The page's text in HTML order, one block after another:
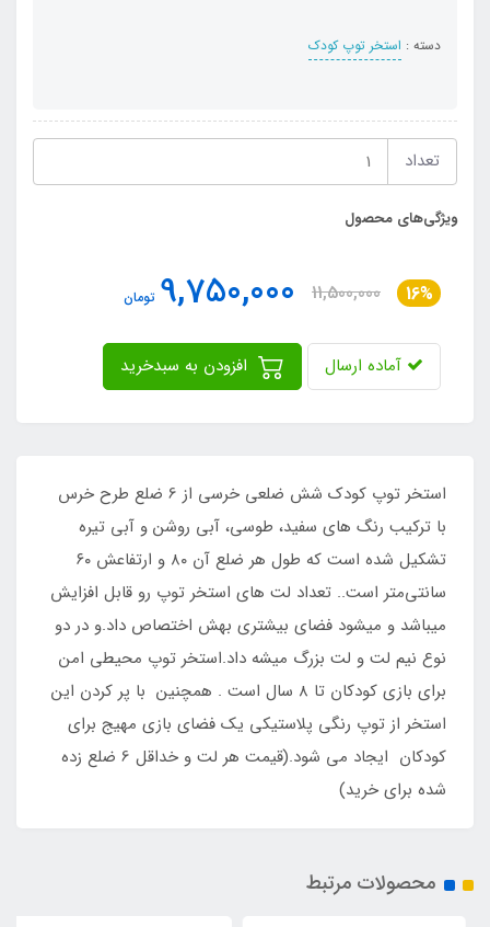
دسته : استخر توپ کودک
تعداد
ویژگی‌های محصول
16%
11,500,000
9,750,000 تومان
آماده ارسال
استخر توپ کودک شش ضلعی خرسی از 6 ضلع طرح خرس
با ترکیب رنگ های سفید، طوسی، آبی روشن و آبی تیره
تشکیل شده است که طول هر ضلع آن ۸۰ و ارتفاعش ۶۰
سانتی‌متر است.. تعداد لت های استخر توپ رو قابل افزایش
میباشد و میشود فضای بیشتری بهش اختصاص داد.و در دو
نوع نیم لت و لت بزرگ میشه داد.استخر توپ محیطی امن
برای بازی کودکان تا 8 سال است . همچنین با پر کردن این
استخر از توپ رنگی پلاستیکی یک فضای بازی مهیج برای
کودکان ایجاد می شود.(قیمت هر لت و خداقل 6 ضلع زده
شده برای خرید)
محصولات مرتبط